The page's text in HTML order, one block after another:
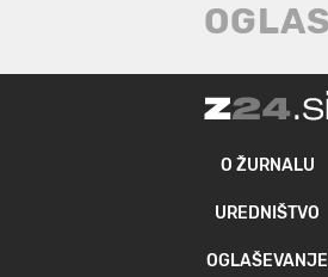
O ŽURNALU
UREDNIŠTVO
OGLAŠEVANJE